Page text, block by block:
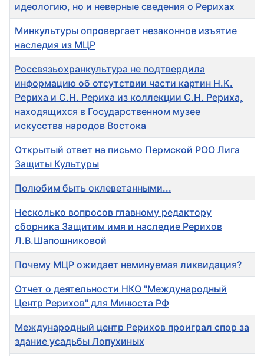
идеологию, но и неверные сведения о Рерихах
Минкультуры опровергает незаконное изъятие
наследия из МЦР
Россвязьохранкультура не подтвердила
информацию об отсутствии части картин Н.К.
Рериха и С.Н. Рериха из коллекции С.Н. Рериха,
находящихся в Государственном музее
искусства народов Востока
Открытый ответ на письмо Пермской РОО Лига
Защиты Культуры
Полюбим быть оклеветанными...
Несколько вопросов главному редактору
сборника Защитим имя и наследие Рерихов
Л.В.Шапошниковой
Почему МЦР ожидает неминуемая ликвидация?
Отчет о деятельности НКО "Международный
Центр Рерихов" для Минюста РФ
Международный центр Рерихов проиграл спор за
здание усадьбы Лопухиных